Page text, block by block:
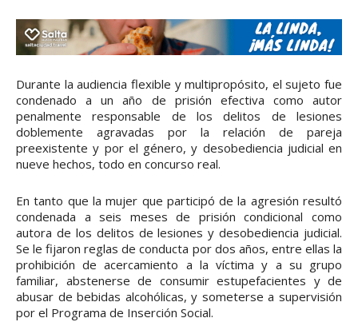
Durante la audiencia flexible y multipropósito, el sujeto fue
condenado a un año de prisión efectiva como autor
penalmente responsable de los delitos de lesiones
doblemente agravadas por la relación de pareja
preexistente y por el género, y desobediencia judicial en
nueve hechos, todo en concurso real.
En tanto que la mujer que participó de la agresión resultó
condenada a seis meses de prisión condicional como
autora de los delitos de lesiones y desobediencia judicial.
Se le fijaron reglas de conducta por dos años, entre ellas la
prohibición de acercamiento a la víctima y a su grupo
familiar, abstenerse de consumir estupefacientes y de
abusar de bebidas alcohólicas, y someterse a supervisión
por el Programa de Inserción Social.